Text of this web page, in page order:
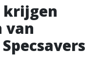
krijgen
van